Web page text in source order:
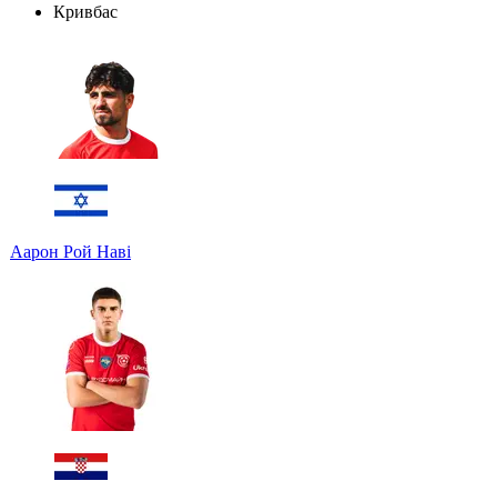
Кривбас
Аарон Рой Наві